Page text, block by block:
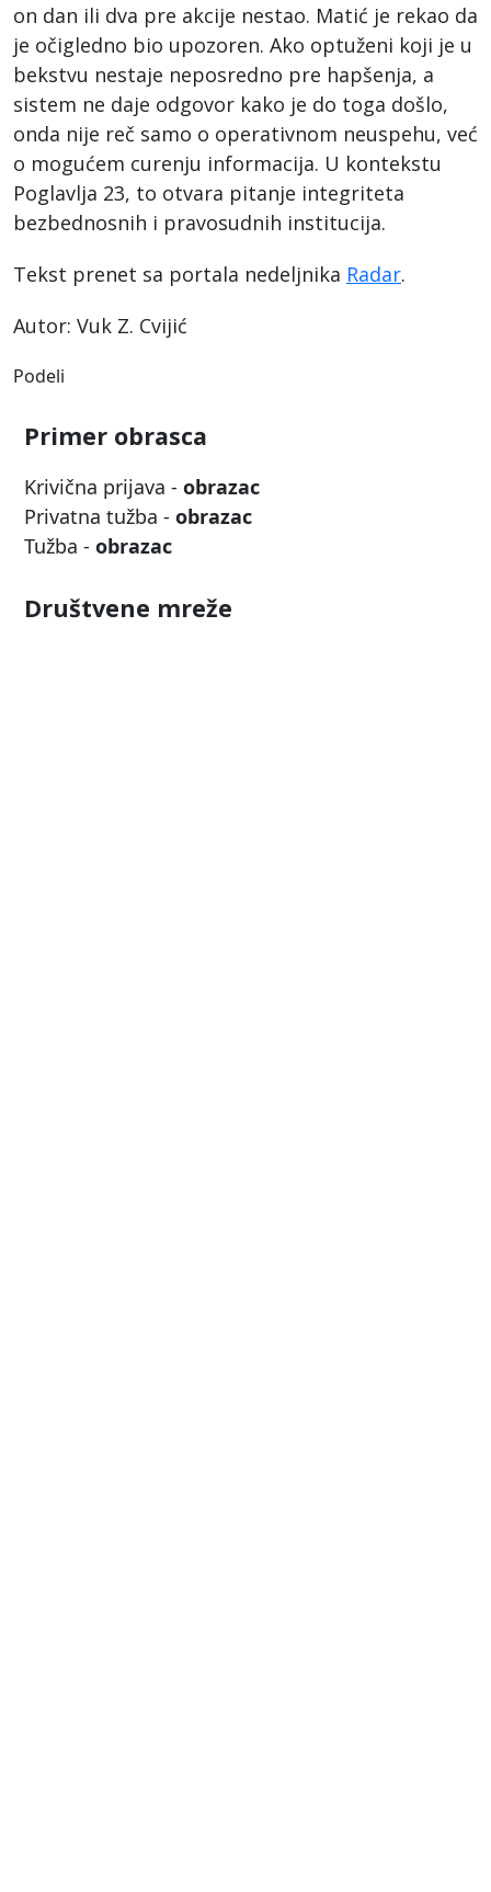
on dan ili dva pre akcije nestao. Matić je rekao da
je očigledno bio upozoren. Ako optuženi koji je u
bekstvu nestaje neposredno pre hapšenja, a
sistem ne daje odgovor kako je do toga došlo,
onda nije reč samo o operativnom neuspehu, već
o mogućem curenju informacija. U kontekstu
Poglavlja 23, to otvara pitanje integriteta
bezbednosnih i pravosudnih institucija.
Tekst prenet sa portala nedeljnika Radar.
Autor: Vuk Z. Cvijić
Podeli
Primer obrasca
Krivična prijava - obrazac
Privatna tužba - obrazac
Tužba - obrazac
Društvene mreže